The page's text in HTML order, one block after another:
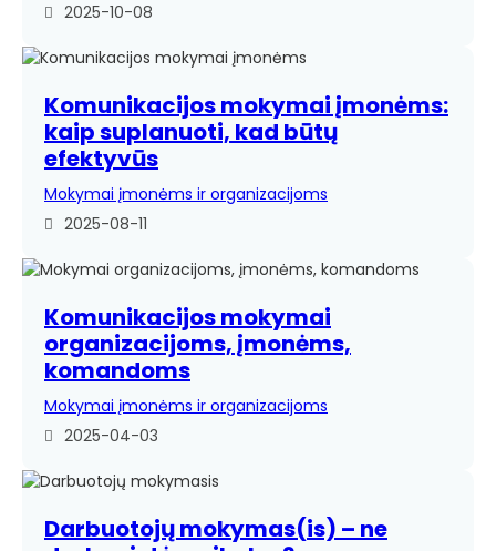
2025-10-08
Komunikacijos mokymai įmonėms:
kaip suplanuoti, kad būtų
efektyvūs
Mokymai įmonėms ir organizacijoms
2025-08-11
Komunikacijos mokymai
organizacijoms, įmonėms,
komandoms
Mokymai įmonėms ir organizacijoms
2025-04-03
Darbuotojų mokymas(is) – ne